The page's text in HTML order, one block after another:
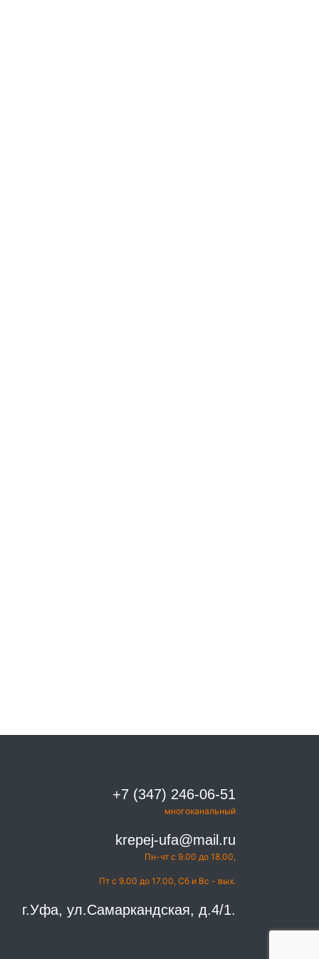
+7 (347) 246-06-51
многоканальный
krepej-ufa@mail.ru
Пн-чт с 9.00 до 18.00,
Пт с 9.00 до 17.00, Сб и Вс - вых.
г.Уфа, ул.Самаркандская, д.4/1.